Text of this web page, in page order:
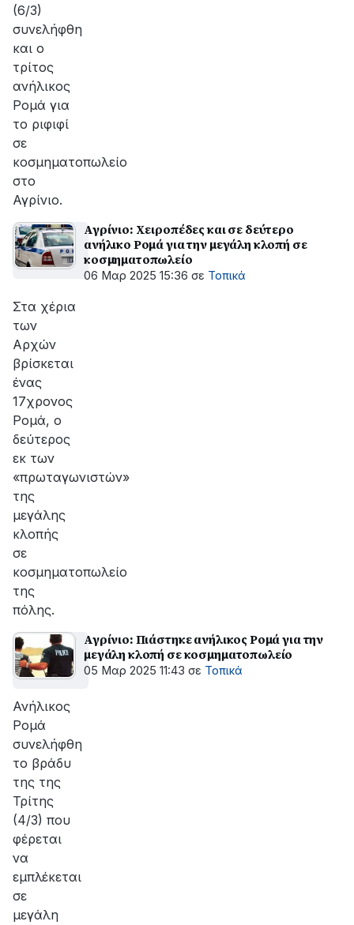
(6/3)
συνελήφθη
και ο
τρίτος
ανήλικος
Ρομά για
το ριφιφί
σε
κοσμηματοπωλείο
στο
Αγρίνιο.
Αγρίνιο: Χειροπέδες και σε δεύτερο
ανήλικο Ρομά για την μεγάλη κλοπή σε
κοσμηματοπωλείο
06 Μαρ 2025 15:36 σε Τοπικά
Στα χέρια
των
Αρχών
βρίσκεται
ένας
17χρονος
Ρομά, ο
δεύτερος
εκ των
«πρωταγωνιστών»
της
μεγάλης
κλοπής
σε
κοσμηματοπωλείο
της
πόλης.
Αγρίνιο: Πιάστηκε ανήλικος Ρομά για την
μεγάλη κλοπή σε κοσμηματοπωλείο
05 Μαρ 2025 11:43 σε Τοπικά
Ανήλικος
Ρομά
συνελήφθη
το βράδυ
της της
Τρίτης
(4/3) που
φέρεται
να
εμπλέκεται
σε
μεγάλη